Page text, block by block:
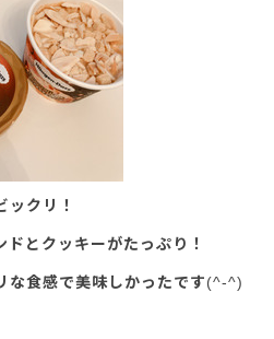
ックリ！
ドとクッキーがたっぷり！
な食感で美味しかったです(^-^)